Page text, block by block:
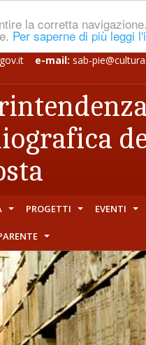
la corretta
Per saperne di più leggi
e-mail: sab-
PROGETTI EVENTI